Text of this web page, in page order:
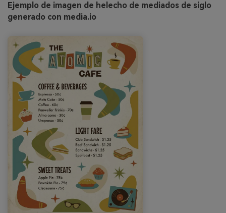
Ejemplo de imagen de helecho de mediados de siglo
generado con media.io